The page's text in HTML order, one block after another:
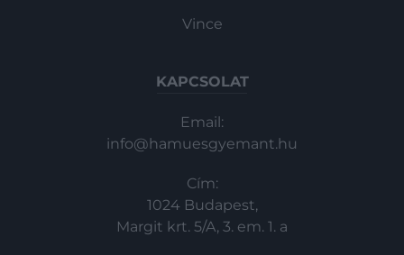
Vince
KAPCSOLAT
Email:
info@hamuesgyemant.hu
Cím:
1024 Budapest,
Margit krt. 5/A, 3. em. 1. a